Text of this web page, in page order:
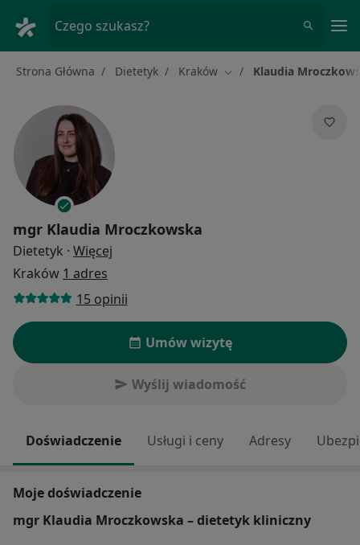
Czego szukasz?
Strona Główna Dietetyk Kraków Zmień miasto
Klaudia
mgr Klaudia Mroczkowska
Dietetyk · Więcej
Kraków 1 adres
15 opinii
Umów wizytę
Wyślij wiadomość
Doświadczenie Usługi i ceny Adresy
Moje doświadczenie
mgr Klaudia Mroczkowska – dietetyk kliniczny